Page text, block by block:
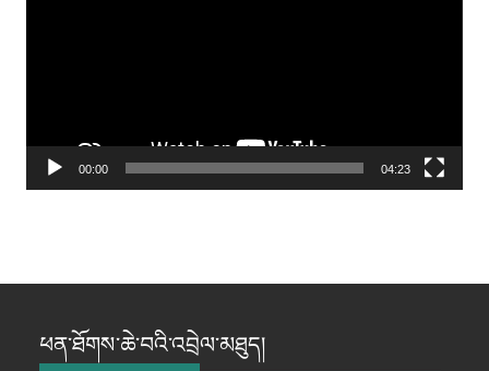
00:00 04:23
ཕན་ཐོགས་ཆེ་བའི་འབྲེལ་མཐུད།